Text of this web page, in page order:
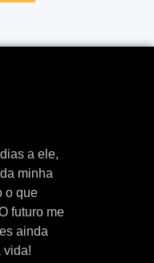
a ele,
minha
o que
futuro me
ainda
vida!